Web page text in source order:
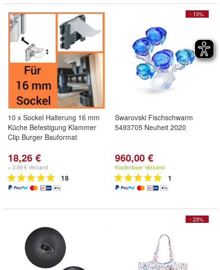
10 x Sockel Halterung 16 mm
Küche Befestigung Klammer
Clip Burger Bauformat
18,26 €
+ 3,99 € Versand
18
- 13%
Swarovski Fischschwarm
5493705 Neuheit 2020
960,00 €
Kostenloser Versand
1
- 23%